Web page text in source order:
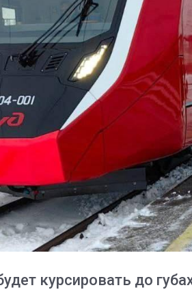
курсировать до